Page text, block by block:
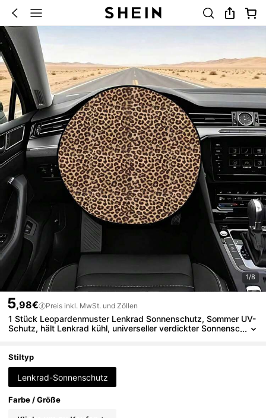
1/8
5,98€ Preis inkl. MwSt. und Zöllen
1 Stück Leopardenmuster Lenkrad Sonnenschutz, Sommer UV-
Schutz, hält Lenkrad kühl, universeller verdickter Sonnensc
Stiltyp
Lenkrad-Sonnenschutz
Farbe / Größe